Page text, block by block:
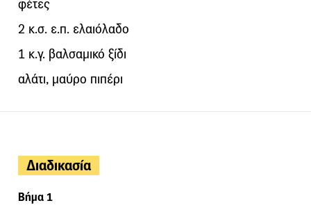
φέτες
2 κ.σ. ε.π. ελαιόλαδο
1 κ.γ. βαλσαμικό ξίδι
αλάτι, μαύρο πιπέρι
Διαδικασία
Βήμα 1